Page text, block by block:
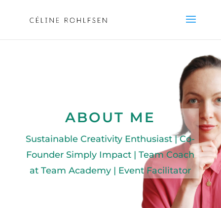
ABOUT ME
Sustainable Creativity Enthusiast | Co-
Founder Simply Impact | Team Coach
at Team Academy | Event Facilitator